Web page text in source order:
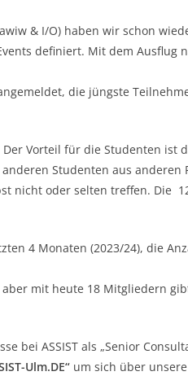
& I/O) haben wir schon
definiert. Mit dem Ausflug
die jüngste
Vorteil für die Studenten ist
Studenten aus anderen
nicht oder selten treffen. Die
4 Monaten (2023/24), die
mit heute 18 Mitgliedern
bei ASSIST als „Senior
Ulm.DE“ um sich über